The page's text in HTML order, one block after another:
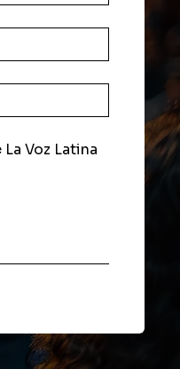
Voz Latina